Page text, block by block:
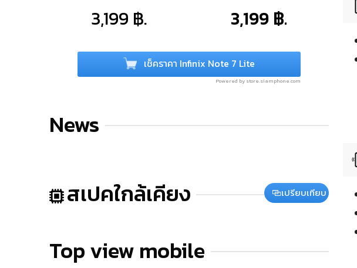
3,199 ฿. 3,199 ฿.
เช็คราคา Infinix Note 7 Lite
Powered by store.siamphone.com
News
สเปคใกล้เคียง เปรียบเทียบ
Top view mobile